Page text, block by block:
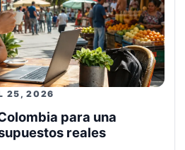
25, 2026
para una
reales